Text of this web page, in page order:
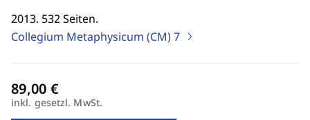
2013. 532 Seiten.
Collegium Metaphysicum (CM)7
inkl. gesetzl. MwSt.